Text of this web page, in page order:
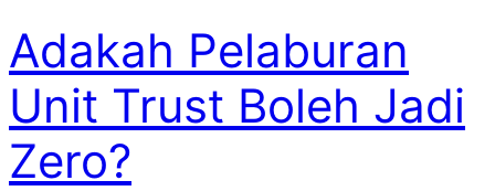
Adakah Pelaburan
Unit Trust Boleh Jadi
Zero?